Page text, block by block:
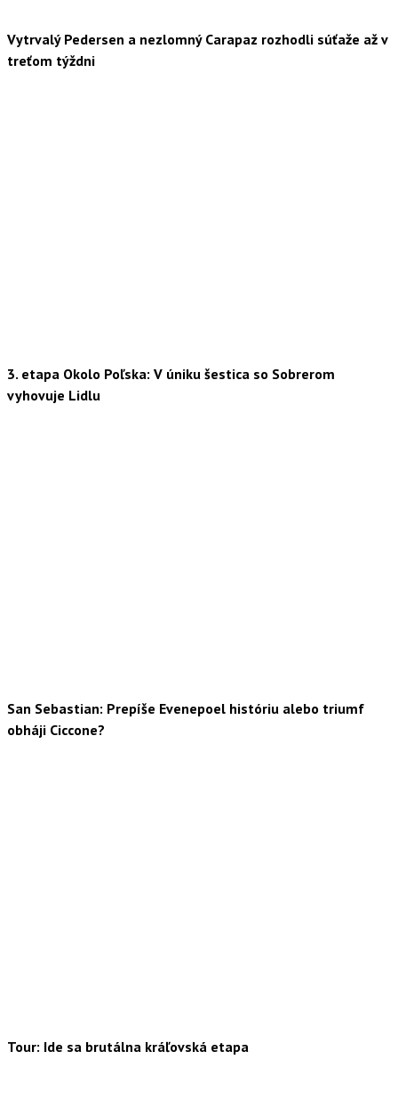
Vytrvalý Pedersen a nezlomný Carapaz rozhodli súťaže až v
treťom týždni
3. etapa Okolo Poľska: V úniku šestica so Sobrerom
vyhovuje Lidlu
San Sebastian: Prepíše Evenepoel históriu alebo triumf
obháji Ciccone?
Tour: Ide sa brutálna kráľovská etapa